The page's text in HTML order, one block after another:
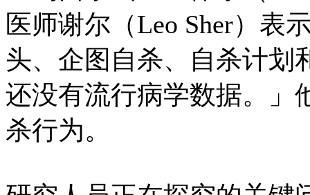
医师谢尔（Leo Sher）表
头、企图自杀、自杀计划
还没有流行病学数据。」
杀行为。